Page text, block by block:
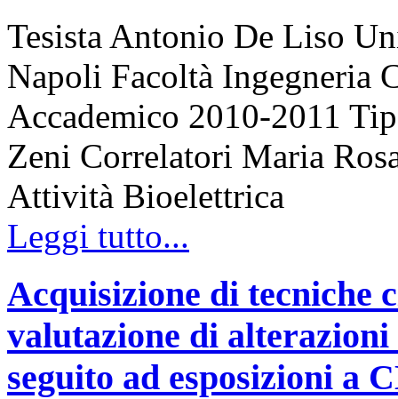
Tesista Antonio De Liso
Napoli Facoltà Ingegneria
Accademico 2010-2011
Zeni Correlatori Maria
Attività Bioelettrica
Leggi tutto...
Acquisizione di tecniche
valutazione di
seguito ad esposizioni a